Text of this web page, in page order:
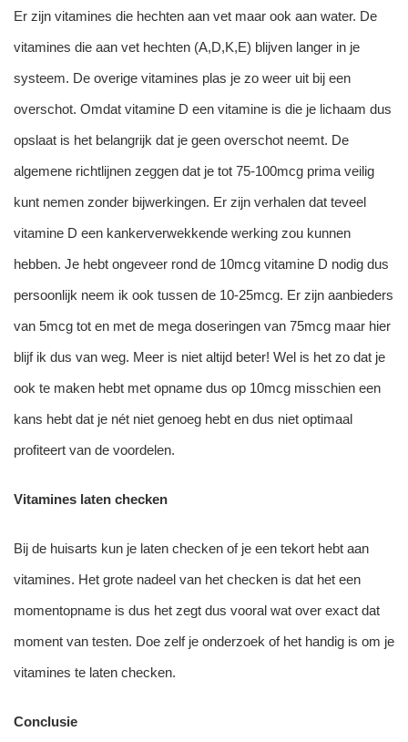
Er zijn vitamines die hechten aan vet maar ook aan water. De
vitamines die aan vet hechten (A,D,K,E) blijven langer in je
systeem. De overige vitamines plas je zo weer uit bij een
overschot. Omdat vitamine D een vitamine is die je lichaam dus
opslaat is het belangrijk dat je geen overschot neemt. De
algemene richtlijnen zeggen dat je tot 75-100mcg prima veilig
kunt nemen zonder bijwerkingen. Er zijn verhalen dat teveel
vitamine D een kankerverwekkende werking zou kunnen
hebben. Je hebt ongeveer rond de 10mcg vitamine D nodig dus
persoonlijk neem ik ook tussen de 10-25mcg. Er zijn aanbieders
van 5mcg tot en met de mega doseringen van 75mcg maar hier
blijf ik dus van weg. Meer is niet altijd beter! Wel is het zo dat je
ook te maken hebt met opname dus op 10mcg misschien een
kans hebt dat je nét niet genoeg hebt en dus niet optimaal
profiteert van de voordelen.
Vitamines laten checken
Bij de huisarts kun je laten checken of je een tekort hebt aan
vitamines. Het grote nadeel van het checken is dat het een
momentopname is dus het zegt dus vooral wat over exact dat
moment van testen. Doe zelf je onderzoek of het handig is om je
vitamines te laten checken.
Conclusie